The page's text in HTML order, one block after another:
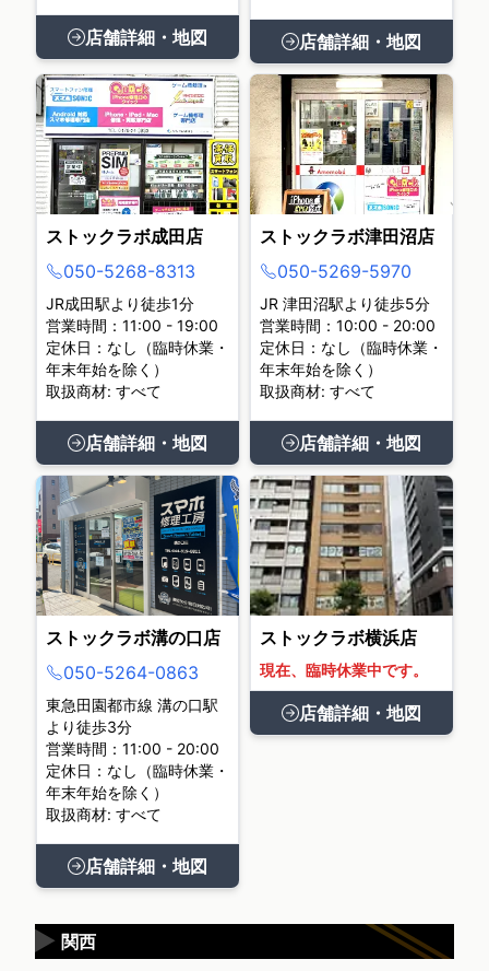
店舗詳細・地図 店舗詳細・地図
ストックラボ成田店
050-5268-8313
JR成田駅より徒歩1分
営業時間：11:00 - 19:00
定休日：なし（臨時休業・
年末年始を除く）
取扱商材: すべて
店舗詳細・地図
ストックラボ津田沼店
050-5269-5970
JR 津田沼駅より徒歩5分
営業時間：10:00 - 20:00
定休日：なし（臨時休業・
年末年始を除く）
取扱商材: すべて
店舗詳細・地図
ストックラボ溝の口店
050-5264-0863
東急田園都市線 溝の口駅
より徒歩3分
営業時間：11:00 - 20:00
定休日：なし（臨時休業・
年末年始を除く）
取扱商材: すべて
店舗詳細・地図
ストックラボ横浜店
現在、臨時休業中です。
店舗詳細・地図
関西
▶